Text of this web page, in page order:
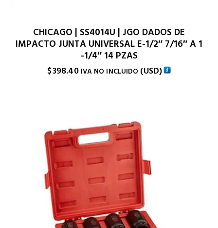
CHICAGO | SS4014U | JGO DADOS DE
IMPACTO JUNTA UNIVERSAL E-1/2″ 7/16″ A 1
-1/4″ 14 PZAS
$398.40 IVA NO INCLUIDO (USD)